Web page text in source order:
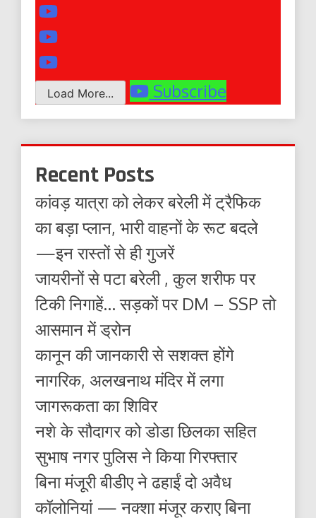
Load More... Subscribe
Recent Posts
कांवड़ यात्रा को लेकर बरेली में ट्रैफिक
का बड़ा प्लान, भारी वाहनों के रूट बदले
—इन रास्तों से ही गुजरें
जायरीनों से पटा बरेली , कुल शरीफ पर
टिकी निगाहें… सड़कों पर DM – SSP तो
आसमान में ड्रोन
कानून की जानकारी से सशक्त होंगे
नागरिक, अलखनाथ मंदिर में लगा
जागरूकता का शिविर
नशे के सौदागर को डोडा छिलका सहित
सुभाष नगर पुलिस ने किया गिरफ्तार
बिना मंजूरी बीडीए ने ढहाईं दो अवैध
कॉलोनियां — नक्शा मंजूर कराए बिना